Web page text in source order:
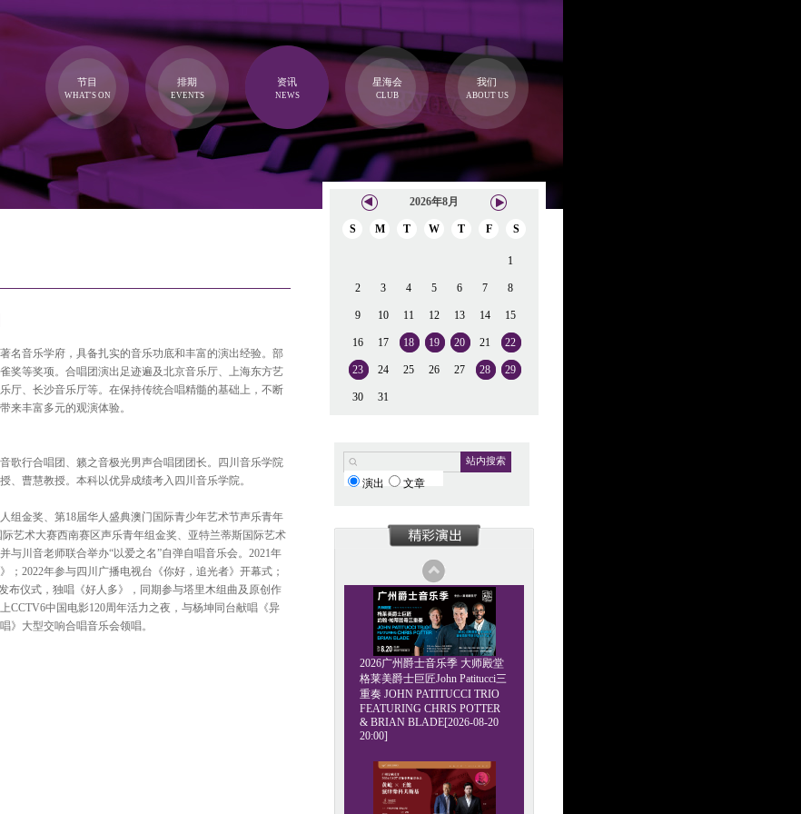
节目
WHAT'S ON
排期
EVENTS
资讯
NEWS
星海会
CLUB
我们
ABOUT US
名音乐学府，具备扎实的音乐功底和丰富的演出经验。部
奖等奖项。合唱团演出足迹遍及北京音乐厅、上海东方艺
厅、长沙音乐厅等。在保持传统合唱精髓的基础上，不断
来丰富多元的观演体验。
歌行合唱团、籁之音极光男声合唱团团长。四川音乐学院
、曹慧教授。本科以优异成绩考入四川音乐学院。
组金奖、第18届华人盛典澳门国际青少年艺术节声乐青年
艺术大赛西南赛区声乐青年组金奖、亚特兰蒂斯国际艺术
与川音老师联合举办“以爱之名”自弹自唱音乐会。2021年
；2022年参与四川广播电视台《你好，追光者》开幕式；
布仪式，独唱《好人多》，同期参与塔里木组曲及原创作
CCTV6中国电影120周年活力之夜，与杨坤同台献唱《异
》大型交响合唱音乐会领唱。
2026年8月
S M T W T F S
1
2 3 4 5 6 7 8
9 10 11 12 13 14 15
16 17 18 19 20 21 22
23 24 25 26 27 28 29
30 31
站内搜索
演出 文章
2026广州爵士音乐季 大师殿堂
格莱美爵士巨匠John Patitucci三
重奏 JOHN PATITUCCI TRIO
FEATURING CHRIS POTTER
& BRIAN BLADE[2026-08-20
20:00]